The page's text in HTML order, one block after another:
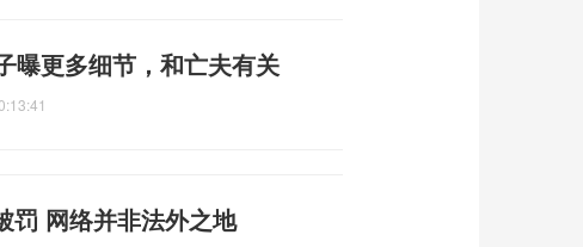
曝更多细节，和亡夫有关
罚 网络并非法外之地